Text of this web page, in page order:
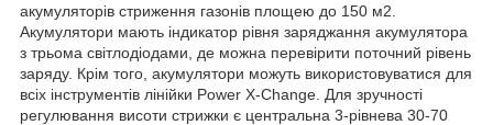
акумуляторів стриження газонів площею до 150 м2.
Акумулятори мають індикатор рівня заряджання акумулятора
з трьома світлодіодами, де можна перевірити поточний рівень
заряду. Крім того, акумулятори можуть використовуватися для
всіх інструментів лінійки Power X-Change. Для зручності
регулювання висоти стрижки є центральна 3-рівнева 30-70